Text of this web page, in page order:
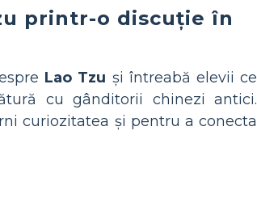
printr-o discuție în
Lao Tzu și întreabă elevii ce
cu gânditorii chinezi antici.
curiozitatea și pentru a conecta